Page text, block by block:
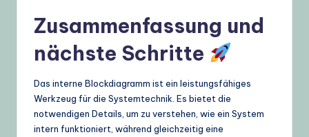
Zusammenfassung und
nächste Schritte
Das interne Blockdiagramm ist ein leistungsfähiges
Werkzeug für die Systemtechnik. Es bietet die
notwendigen Details, um zu verstehen, wie ein System
intern funktioniert, während gleichzeitig eine